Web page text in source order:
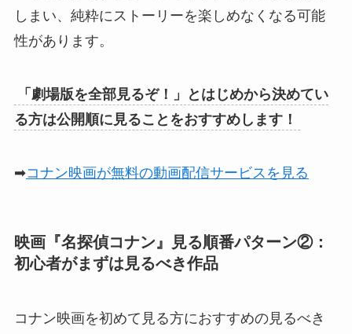
しまい、純粋にストーリーを楽しめなくなる可能
性があります。
「劇場版を全部見るぞ！」とはじめから決めてい
る方は公開順に見ることをおすすめします！
➡コナン映画が無料の動画配信サービスを見る
映画『名探偵コナン』見る順番パターン②：
初心者がまずは見るべき作品
コナン映画を初めて見る方におすすめの見るべき